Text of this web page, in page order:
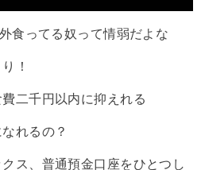
食ってる奴って情弱だよな
！
二千円以内に抑えれる
れるの？
クス、普通預金口座をひとつし